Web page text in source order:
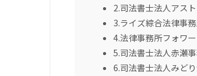
2.司法書士法人アス
3.ライズ綜合法律事
4.法律事務所フォワ
5.司法書士法人赤瀬
6.司法書士法人みど